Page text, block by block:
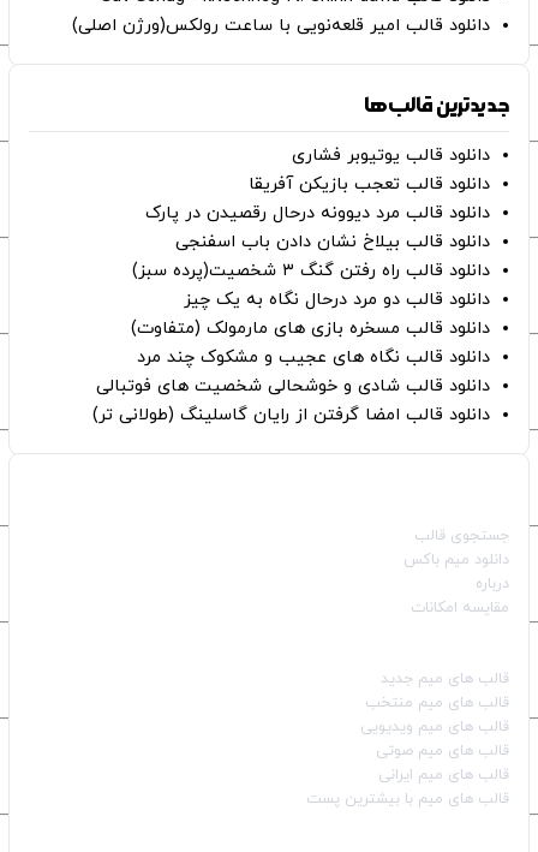
دانلود قالب امیر قلعه‌نویی با ساعت رولکس(ورژن اصلی)
جدیدترین قالب‌ها
دانلود قالب یوتیوبر فشاری
دانلود قالب تعجب بازیکن آفریقا
دانلود قالب مرد دیوونه درحال رقصیدن در پارک
دانلود قالب بیلاخ نشان دادن باب اسفنجی
دانلود قالب راه رفتن گنگ ۳ شخصیت(پرده سبز)
دانلود قالب دو مرد درحال نگاه به یک چیز
دانلود قالب مسخره بازی های مارمولک (متفاوت)
دانلود قالب نگاه های عجیب و مشکوک چند مرد
دانلود قالب شادی و خوشحالی شخصیت های فوتبالی
دانلود قالب امضا گرفتن از رایان گاسلینگ (طولانی تر)
جستجوی قالب
دانلود میم باکس
درباره
مقایسه امکانات
قالب‌ های میم جدید
قالب‌ های میم منتخب
قالب‌ های میم ویدیویی
قالب‌ های میم صوتی
قالب‌ های میم ایرانی
قالب‌ های میم با بیشترین پست